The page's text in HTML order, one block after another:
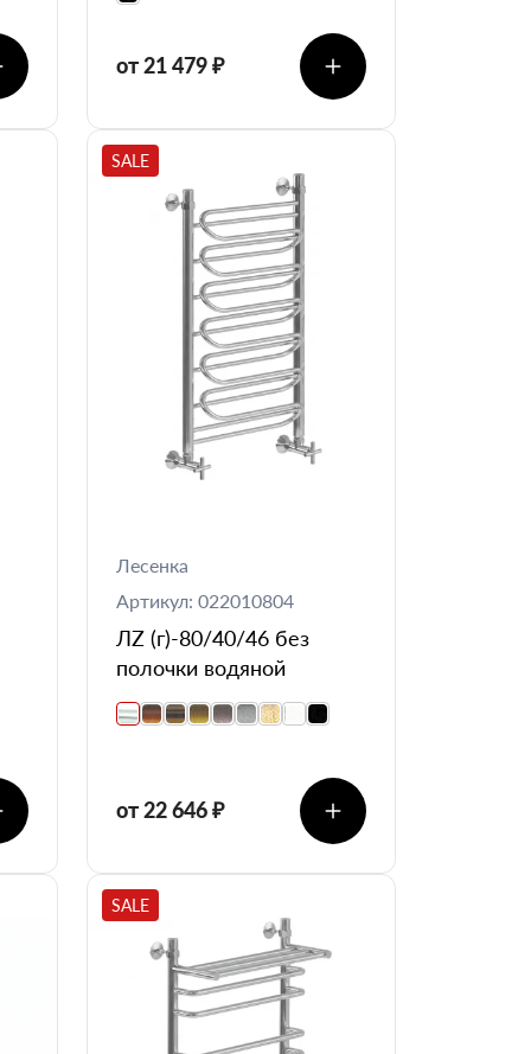
от 21 479 ₽
SALE
Лесенка
Артикул: 022010804
ЛZ (г)-80/40/46 без
полочки водяной
от 22 646 ₽
SALE